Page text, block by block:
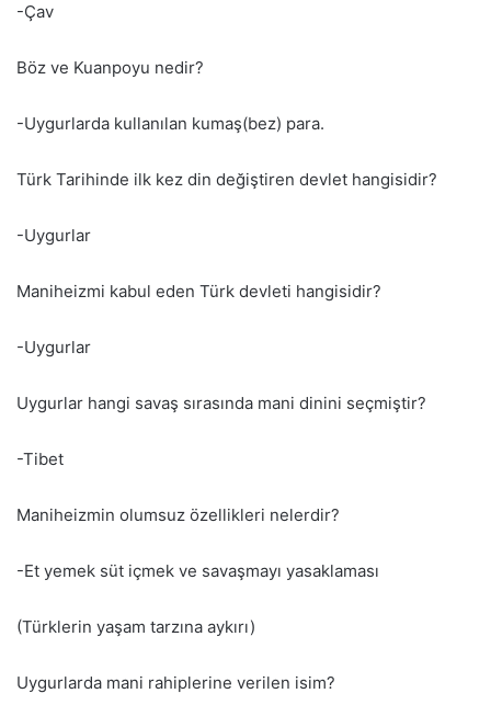
-Çav
Böz ve Kuanpoyu nedir?
-Uygurlarda kullanılan kumaş(bez) para.
Türk Tarihinde ilk kez din değiştiren devlet hangisidir?
-Uygurlar
Maniheizmi kabul eden Türk devleti hangisidir?
-Uygurlar
Uygurlar hangi savaş sırasında mani dinini seçmiştir?
-Tibet
Maniheizmin olumsuz özellikleri nelerdir?
-Et yemek süt içmek ve savaşmayı yasaklaması
(Türklerin yaşam tarzına aykırı)
Uygurlarda mani rahiplerine verilen isim?